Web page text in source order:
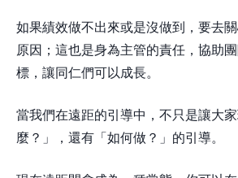
如果績效做不出來或是沒做到，要去
原因；這也是身為主管的責任，協助
標，讓同仁們可以成長。
當我們在遠距的引導中，不只是讓大
麼？」，還有「如何做？」的引導。